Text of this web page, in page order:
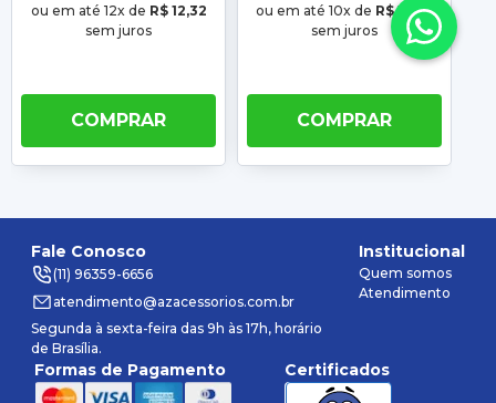
ou em até 12x de R$ 12,32
sem juros
COMPRAR
ou em até 10x de R$ 10,65
sem juros
COMPRAR
Fale Conosco
(11) 96359-6656
atendimento@azacessorios.com.br
Segunda à sexta-feira das 9h às 17h, horário
de Brasília.
Institucional
Quem somos
Atendimento
Formas de Pagamento Certificados